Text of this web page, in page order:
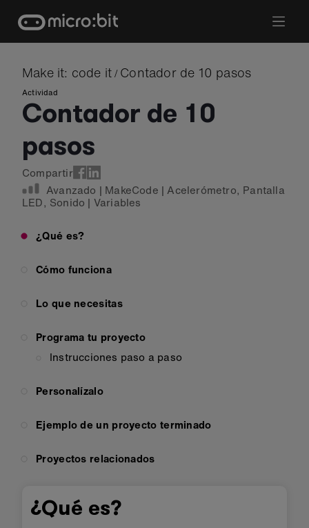
content
Make it: code it / Contador de 10 pasos
Actividad
Contador de 10
pasos
Compartir
Avanzado | MakeCode |Acelerómetro, Pantalla
LED, Sonido | Variables
¿Qué es?
Cómo funciona
Lo que necesitas
Programa tu proyecto
Instrucciones paso a paso
Personalízalo
Ejemplo de un proyecto terminado
Proyectos relacionados
¿Qué es?